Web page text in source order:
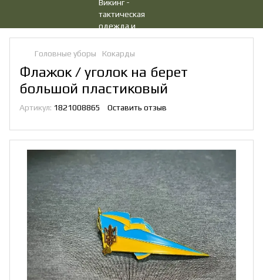
Головные уборы Кокарды
Флажок / уголок на берет
большой пластиковый
Артикул: 1821008865 Оставить отзыв